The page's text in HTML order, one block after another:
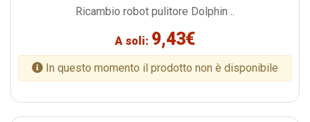
Ricambio robot pulitore Dolphin ..
A soli: 9,43€
In questo momento il prodotto non è disponibile